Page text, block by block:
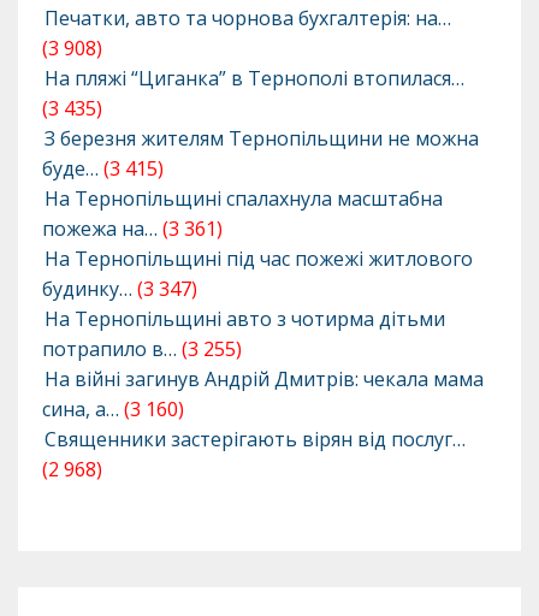
Печатки, авто та чорнова бухгалтерія: на…
(3 908)
На пляжі “Циганка” в Тернополі втопилася…
(3 435)
З березня жителям Тернопільщини не можна
буде… (3 415)
На Тернопільщині спалахнула масштабна
пожежа на… (3 361)
На Тернопільщині під час пожежі житлового
будинку… (3 347)
На Тернопільщині авто з чотирма дітьми
потрапило в… (3 255)
На війні загинув Андрій Дмитрів: чекала мама
сина, а… (3 160)
Священники застерігають вірян від послуг…
(2 968)